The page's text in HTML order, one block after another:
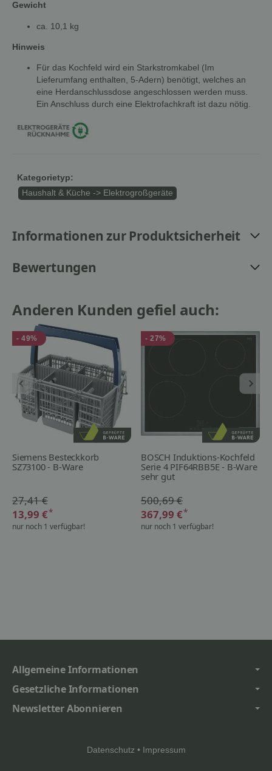
Gewicht
ca. 10,1 kg
Hinweis
Für das Kochfeld wird ein Starkstromkabel (Im
Lieferumfang enthalten, 5-Adern) benötigt, welches an
eine Herdanschlussdose angeschlossen werden muss.
Ein Anschluss durch eine Elektrofachkraft ist dazu nötig.
Kategorietyp:
Haushalt & Küche -> Elektrogroßgeräte
Informationen zur Produktsicherheit
Bewertungen
Anderen Kunden gefiel auch:
- 49%
Siemens Besteckkorb
SZ73100 - B-Ware
27,41 €
13,99 €*
nur noch 1 verfügbar!
- 27%
BOSCH Induktions-Kochfeld
Serie 4 PIF64RBB5E - B-Ware
sehr gut
500,69 €
367,99 €*
nur noch 1 verfügbar!
Allgemeine Informationen
Gesetzliche Informationen
Newsletter Abonnieren
Datenschutz • Impressum